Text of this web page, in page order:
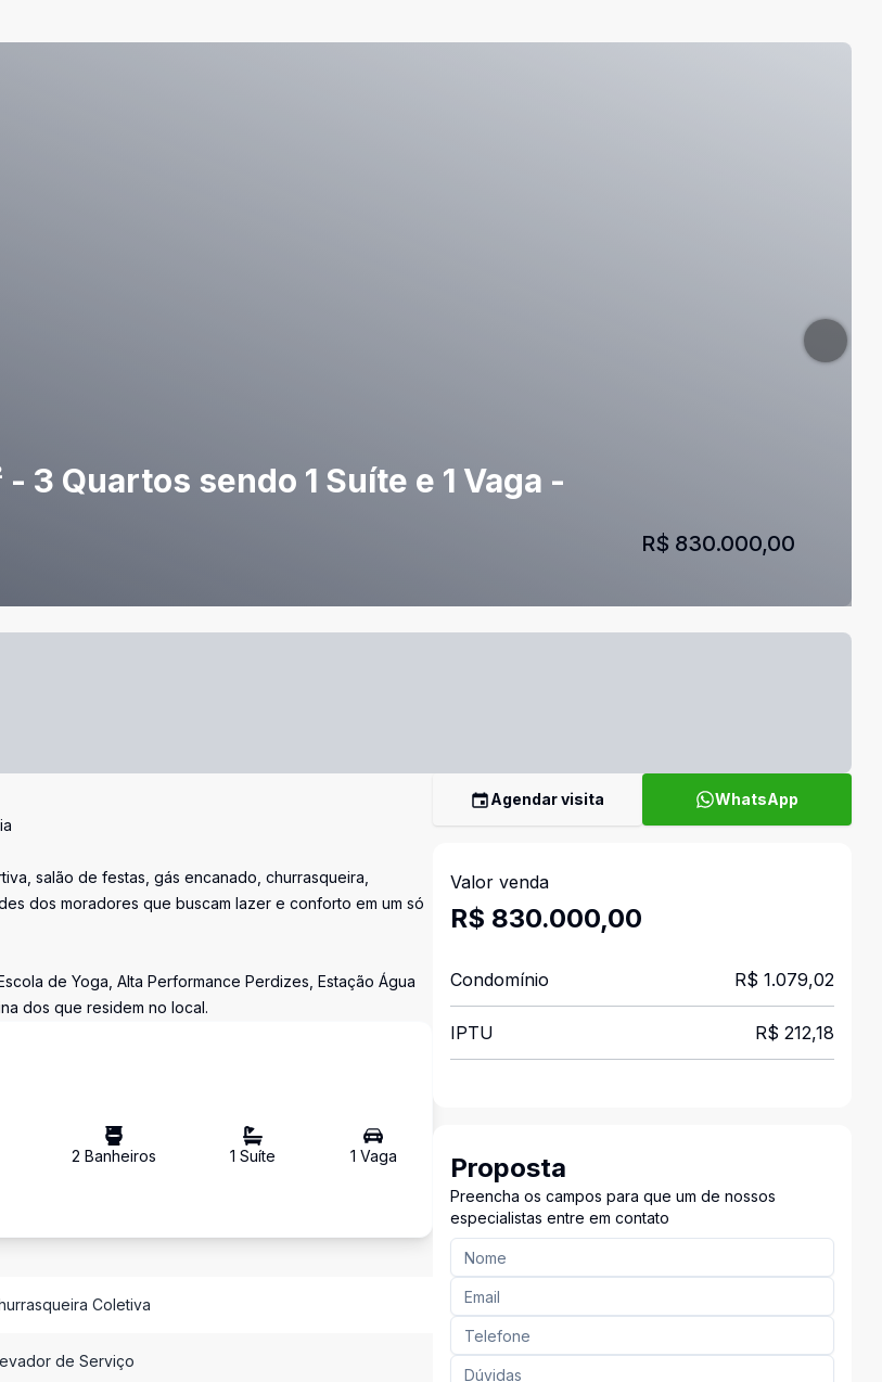
3 Quartos sendo 1 Suíte e 1 Vaga -
R$ 830.000,00
salão de festas, gás encanado, churrasqueira,
dos moradores que buscam lazer e conforto em um só
de Yoga, Alta Performance Perdizes, Estação Água
dos que residem no local.
2 Banheiros 1 Suíte 1 Vaga
Coletiva
de Serviço
Agendar visita WhatsApp
Valor venda
R$ 830.000,00
Condomínio R$ 1.079,02
IPTU R$ 212,18
Proposta
Preencha os campos para que um de nossos
especialistas entre em contato